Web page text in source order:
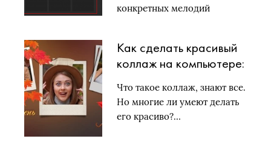
конкретных мелодий
Как сделать красивый
коллаж на компьютере:
новичков и профи
Что такое коллаж, знают все.
Но многие ли умеют делать
его красиво?…